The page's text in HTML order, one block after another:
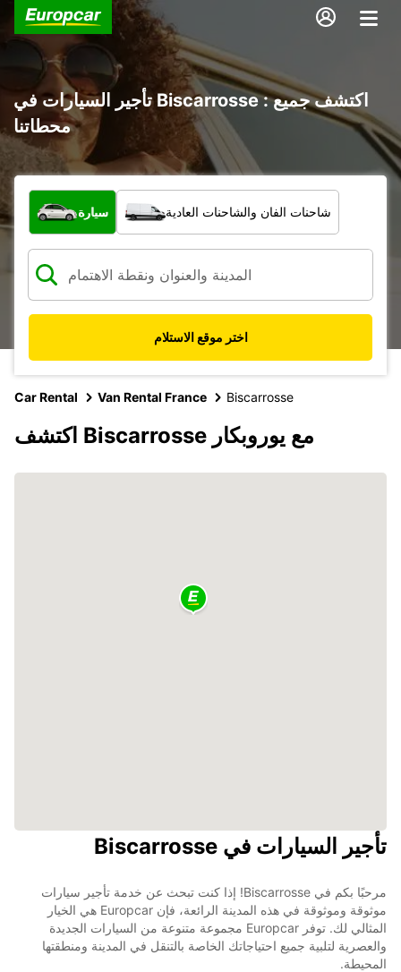
تأجير السيارات في Biscarrosse : اكتشف جميع
محطاتنا
ما نوع المركبة؟
سيارة شاحنات الفان والشاحنات العادية
اختر موقع الاستلام
Car Rental Van Rental France Biscarrosse
اكتشف Biscarrosse مع يوروبكار
تأجير السيارات في Biscarrosse
مرحبًا بكم في Biscarrosse! إذا كنت تبحث عن خدمة تأجير سيارات
موثوقة وموثوقة في هذه المدينة الرائعة، فإن Europcar هي الخيار
المثالي لك. توفر Europcar مجموعة متنوعة من السيارات الجديدة
والعصرية لتلبية جميع احتياجاتك الخاصة بالتنقل في المدينة ومنطقتها
المحيطة.